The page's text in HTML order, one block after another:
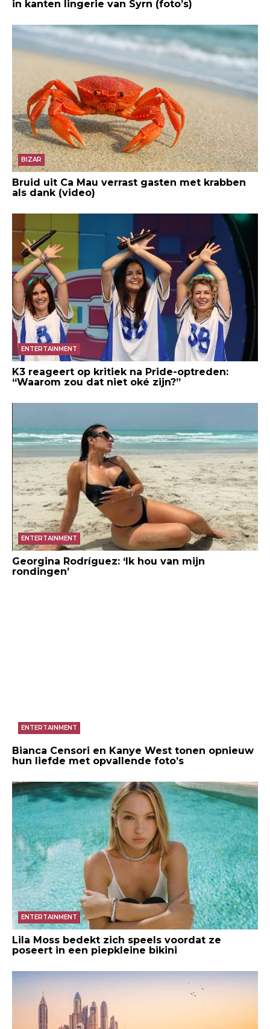
in kanten lingerie van Syrn (foto’s)
BIZAR
Bruid uit Ca Mau verrast gasten met krabben
als dank (video)
ENTERTAINMENT
K3 reageert op kritiek na Pride-optreden:
“Waarom zou dat niet oké zijn?”
ENTERTAINMENT
Georgina Rodríguez: ‘Ik hou van mijn
rondingen’
ENTERTAINMENT
Bianca Censori en Kanye West tonen opnieuw
hun liefde met opvallende foto’s
ENTERTAINMENT
Lila Moss bedekt zich speels voordat ze
poseert in een piepkleine bikini